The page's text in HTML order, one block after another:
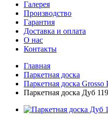
Галерея
Производство
Гарантия
Доставка и оплата
О нас
Контакты
Главная
Паркетная доска
Паркетная доска Grosso
Паркетная доска Дуб